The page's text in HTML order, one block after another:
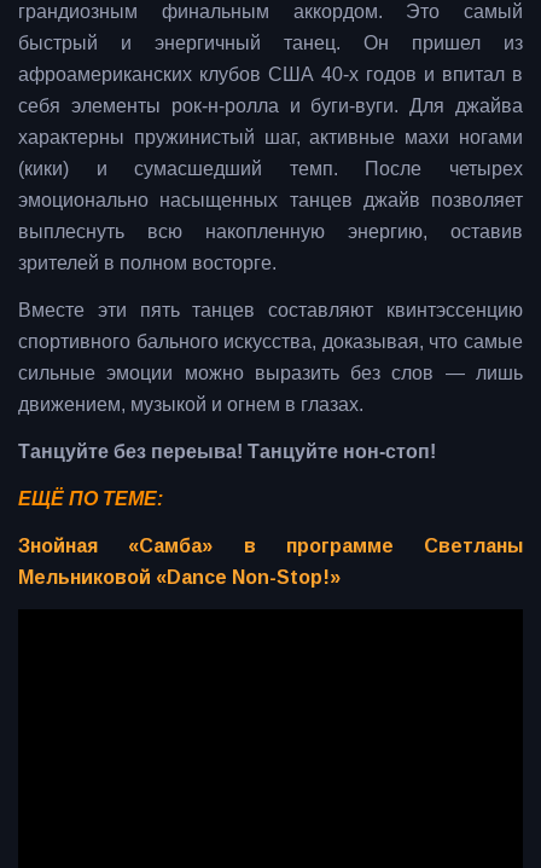
грандиозным финальным аккордом. Это самый
быстрый и энергичный танец. Он пришел из
афроамериканских клубов США 40-х годов и впитал в
себя элементы рок-н-ролла и буги-вуги. Для джайва
характерны пружинистый шаг, активные махи ногами
(кики) и сумасшедший темп. После четырех
эмоционально насыщенных танцев джайв позволяет
выплеснуть всю накопленную энергию, оставив
зрителей в полном восторге.
Вместе эти пять танцев составляют квинтэссенцию
спортивного бального искусства, доказывая, что самые
сильные эмоции можно выразить без слов — лишь
движением, музыкой и огнем в глазах.
Танцуйте без переыва! Танцуйте нон-стоп!
ЕЩЁ ПО ТЕМЕ:
Знойная «Самба» в программе Светланы
Мельниковой «Dance Non-Stop!»